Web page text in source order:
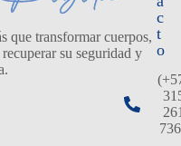
que transformar cuerpos,
su seguridad y
c
t
o